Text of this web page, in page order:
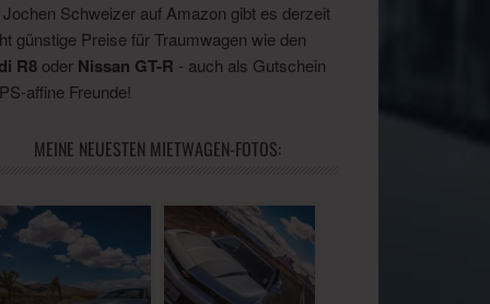
Jochen Schweizer auf Amazon gibt es derzeit
günstige Preise für Traumwagen wie den
R8 oder Nissan GT-R - auch als Gutschein
affine Freunde!
MEINE NEUESTEN MIETWAGEN-FOTOS: